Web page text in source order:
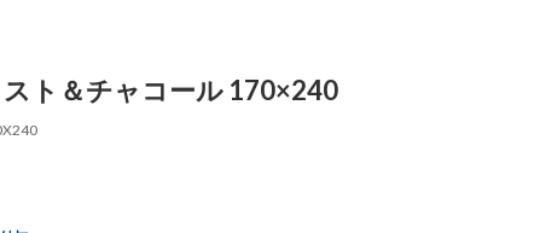
ト＆チャコール 170×240